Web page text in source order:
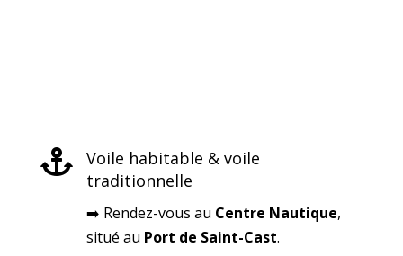

Voile habitable & voile
traditionnelle
➡️ Rendez-vous au Centre Nautique,
situé au Port de Saint-Cast.